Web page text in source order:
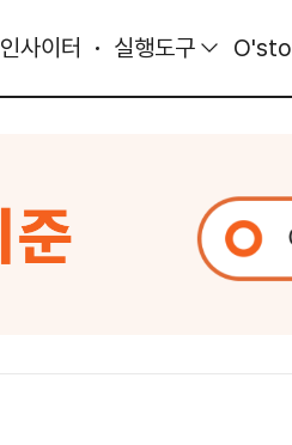
인사이터 실행도구